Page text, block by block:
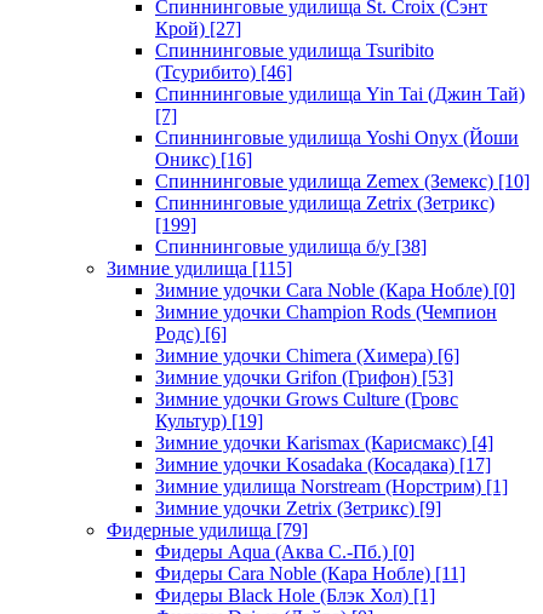
Спиннинговые удилища St. Croix (Сэнт
Крой) [27]
Спиннинговые удилища Tsuribito
(Тсурибито) [46]
Спиннинговые удилища Yin Tai (Джин Тай)
[7]
Спиннинговые удилища Yoshi Onyx (Йоши
Оникс) [16]
Спиннинговые удилища Zemex (Земекс) [10]
Спиннинговые удилища Zetrix (Зетрикс)
[199]
Спиннинговые удилища б/у [38]
Зимние удилища [115]
Зимние удочки Cara Noble (Кара Нобле) [0]
Зимние удочки Champion Rods (Чемпион
Родс) [6]
Зимние удочки Chimera (Химера) [6]
Зимние удочки Grifon (Грифон) [53]
Зимние удочки Grows Culture (Гровс
Культур) [19]
Зимние удочки Karismax (Карисмакс) [4]
Зимние удочки Kosadaka (Косадака) [17]
Зимние удилища Norstream (Норстрим) [1]
Зимние удочки Zetrix (Зетрикс) [9]
Фидерные удилища [79]
Фидеры Aqua (Аква С.-Пб.) [0]
Фидеры Cara Noble (Кара Нобле) [11]
Фидеры Black Hole (Блэк Хол) [1]